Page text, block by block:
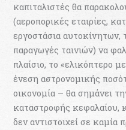
καπιταλιστές θα
(αεροπορικές εταιρίες,
εργοστάσια αυτοκίνητων,
παραγωγές ταινιών) να
πλαίσιο, το «ελικόπτερο
ένεση αστρονομικής
οικονομία – θα σημάνει
καταστροφής κεφαλαίου,
δεν αντιστοιχεί σε καμία